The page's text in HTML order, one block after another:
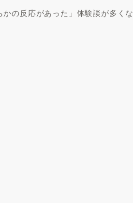
の反応があった」体験談が多くな